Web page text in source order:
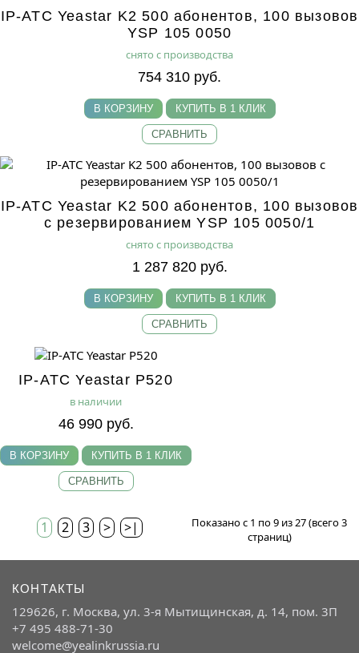
IP-АТС Yeastar K2 500 абонентов, 100 вызовов
YSP 105 0050
снято с производства
754 310 руб.
В КОРЗИНУ КУПИТЬ В 1 КЛИК
СРАВНИТЬ
IP-АТС Yeastar K2 500 абонентов, 100 вызовов
с резервированием YSP 105 0050/1
снято с производства
1 287 820 руб.
В КОРЗИНУ КУПИТЬ В 1 КЛИК
СРАВНИТЬ
IP-АТС Yeastar P520
в наличии
46 990 руб.
В КОРЗИНУ КУПИТЬ В 1 КЛИК
СРАВНИТЬ
1 2 3 > >|
Показано с 1 по 9 из 27 (всего 3
страниц)
КОНТАКТЫ
129626, г. Москва, ул. 3-я Мытищинская, д. 14, пом. 3П
+7 495 488-71-30
welcome@yealinkrussia.ru